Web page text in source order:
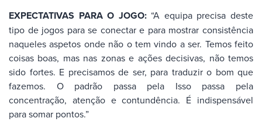
EXPECTATIVAS PARA O JOGO: “A equipa precisa deste
tipo de jogos para se conectar e para mostrar consistência
naqueles aspetos onde não o tem vindo a ser. Temos feito
coisas boas, mas nas zonas e ações decisivas, não temos
sido fortes. E precisamos de ser, para traduzir o bom que
fazemos. O padrão passa pela Isso passa pela
concentração, atenção e contundência. É indispensável
para somar pontos.”